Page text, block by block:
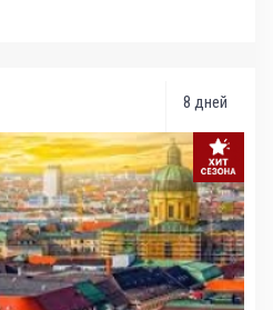
8 дней